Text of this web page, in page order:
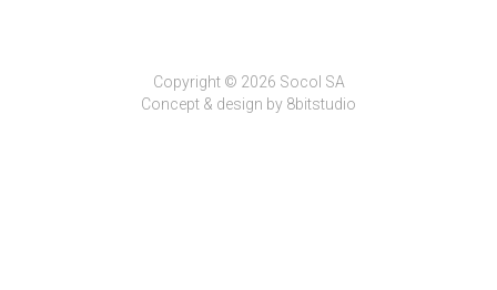
Copyright © 2026 Socol SA
Concept & design by 8bitstudio